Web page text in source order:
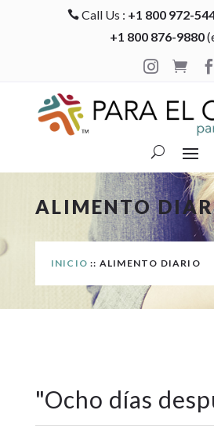
 Call Us : +1 800 972-
+1 800 876-9880

 
ALIMENTO
INICIO :: ALIMENTO DIARIO
"Ocho días